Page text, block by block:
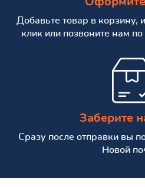
Добавьте товар в корзину,
клик или позвоните нам
Заберите
Сразу после отправки вы
Новой